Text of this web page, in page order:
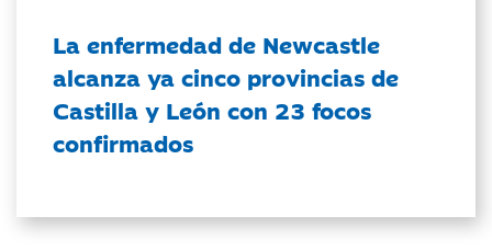
La enfermedad de Newcastle
alcanza ya cinco provincias de
Castilla y León con 23 focos
confirmados